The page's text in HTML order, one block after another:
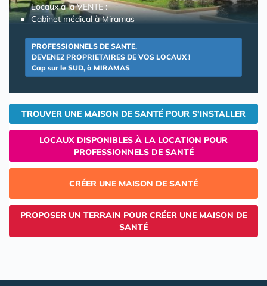
Locaux à la VENTE :
Cabinet médical à Miramas
PROFESSIONNELS DE SANTE,
DEVENEZ PROPRIETAIRES DE VOS LOCAUX !
Cap sur le SUD, à MIRAMAS
TROUVER UNE MAISON DE SANTÉ POUR S'INSTALLER
LOCAUX DISPONIBLES À LA LOCATION POUR
PROFESSIONNELS DE SANTÉ
CRÉER UNE MAISON DE SANTÉ
PROPOSER UN TERRAIN POUR CRÉER UNE MAISON DE
SANTÉ